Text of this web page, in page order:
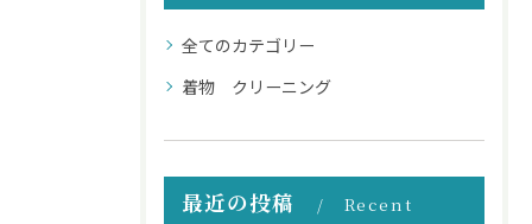
全てのカテゴリー
着物 クリーニング
最近の投稿
Recent